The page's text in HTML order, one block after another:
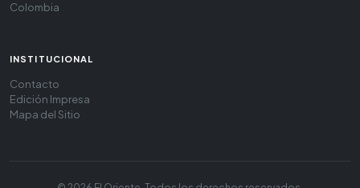
Colombia
INSTITUCIONAL
Contacto
Edición Impresa
Mapa del Sitio